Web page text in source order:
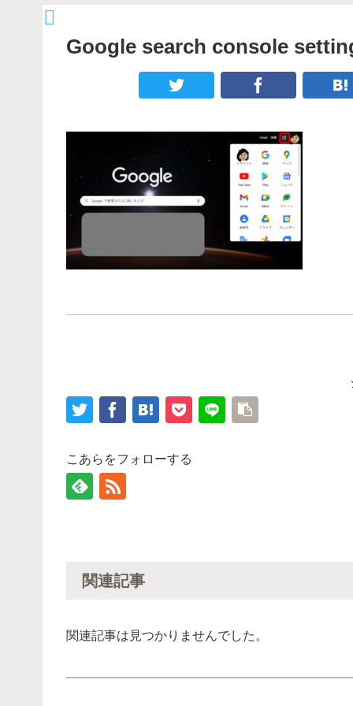
Google search console
こあらをフォローする
関連記事
関連記事は見つかりませんでした。